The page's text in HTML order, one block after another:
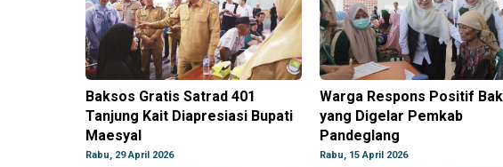
Baksos Gratis Satrad 401
Tanjung Kait Diapresiasi Bupati
Maesyal
Rabu, 29 April 2026
Warga Respons Positif
yang Digelar Pemkab
Pandeglang
Rabu, 15 April 2026